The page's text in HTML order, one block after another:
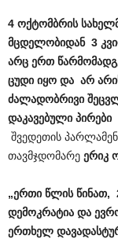
4 ოქტომბრის
მცდელობიდან 3
არც ერთ
ცუდი იყო და არ
ძალადობრივი
დაკავებული
შვედეთის
თავმჯდომარე ერიკ
„ერთი წლის
დემოკრატია და
ერთხელ